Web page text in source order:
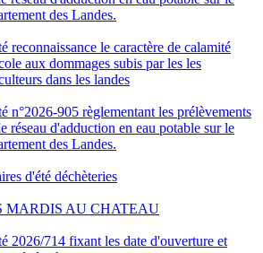
des Landes.
reconnaissance le caractère de calamité
aux dommages subis par les les
dans les landes
n°2026-905 règlementant les prélèvements
réseau d'adduction en eau potable sur le
des Landes.
d'été déchèteries
MARDIS AU CHATEAU
2026/714 fixant les date d'ouverture et